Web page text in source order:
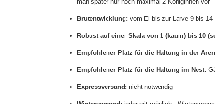
man später nur noch maximal 2 Königinnen vor
Brutentwicklung: vom Ei bis zur Larve 9 bis 14
Robust auf einer Skala von 1 (kaum) bis 10
Empfohlener Platz für die Haltung in der
Empfohlener Platz für die Haltung im Nest:
Expressversand: nicht notwendig